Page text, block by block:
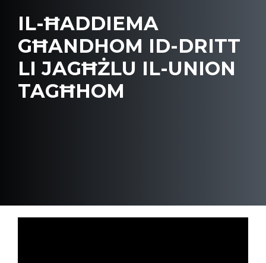
IL-ĦADDIEMA
GĦANDHOM ID-DRITT
LI JAGĦŻLU IL-UNION
TAGĦHOM